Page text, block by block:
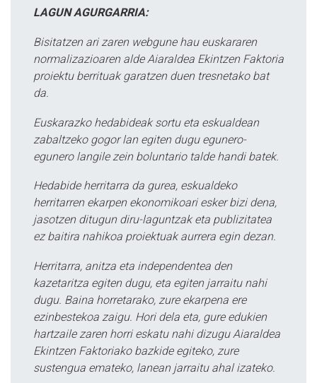
LAGUN AGURGARRIA:
Bisitatzen ari zaren webgune hau euskararen
normalizazioaren alde Aiaraldea Ekintzen Faktoria
proiektu berrituak garatzen duen tresnetako bat
da.
Euskarazko hedabideak sortu eta eskualdean
zabaltzeko gogor lan egiten dugu egunero-
egunero langile zein boluntario talde handi batek.
Hedabide herritarra da gurea, eskualdeko
herritarren ekarpen ekonomikoari esker bizi dena,
jasotzen ditugun diru-laguntzak eta publizitatea
ez baitira nahikoa proiektuak aurrera egin dezan.
Herritarra, anitza eta independentea den
kazetaritza egiten dugu, eta egiten jarraitu nahi
dugu. Baina horretarako, zure ekarpena ere
ezinbestekoa zaigu. Hori dela eta, gure edukien
hartzaile zaren horri eskatu nahi dizugu Aiaraldea
Ekintzen Faktoriako bazkide egiteko, zure
sustengua emateko, lanean jarraitu ahal izateko.